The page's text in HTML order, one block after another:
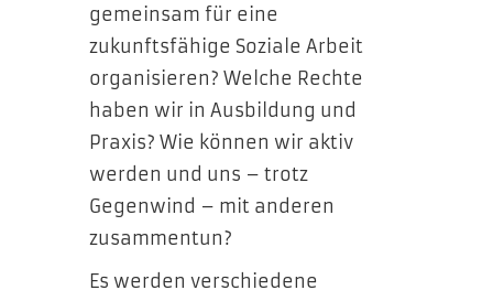
gemeinsam für eine
zukunftsfähige Soziale Arbeit
organisieren? Welche Rechte
haben wir in Ausbildung und
Praxis? Wie können wir aktiv
werden und uns – trotz
Gegenwind – mit anderen
zusammentun?
Es werden verschiedene